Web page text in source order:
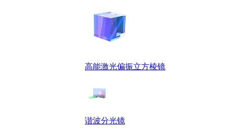
高能激光偏振立方棱镜
谐波分光镜